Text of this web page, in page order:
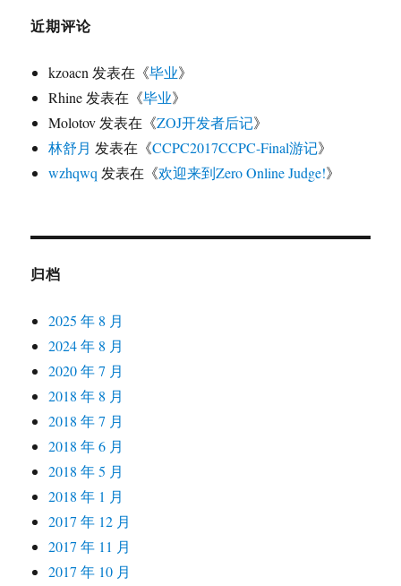
近期评论
kzoacn 发表在《毕业》
Rhine 发表在《毕业》
Molotov 发表在《ZOJ开发者后记》
林舒月 发表在《CCPC2017CCPC-Final游记》
wzhqwq 发表在《欢迎来到Zero Online Judge!》
归档
2025 年 8 月
2024 年 8 月
2020 年 7 月
2018 年 8 月
2018 年 7 月
2018 年 6 月
2018 年 5 月
2018 年 1 月
2017 年 12 月
2017 年 11 月
2017 年 10 月